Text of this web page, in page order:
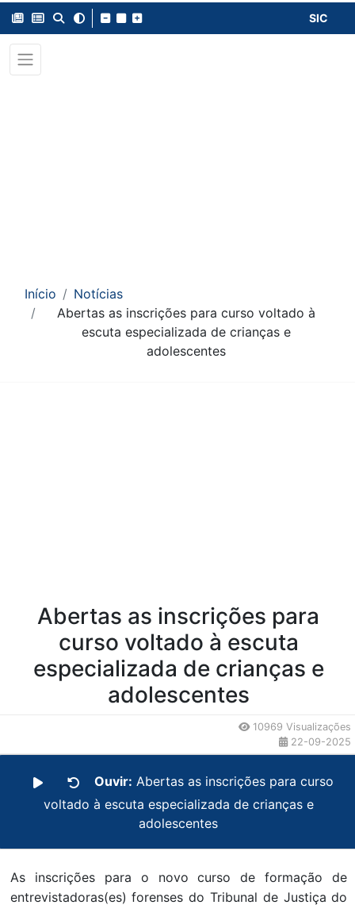
SIC
Início
Notícias
Abertas as inscrições para curso voltado à
escuta especializada de crianças e
adolescentes
Abertas as inscrições para
curso voltado à escuta
especializada de crianças e
adolescentes
10969 Visualizações
22-09-2025
Ouvir: Abertas as inscrições para curso
voltado à escuta especializada de crianças e
adolescentes
As inscrições para o novo curso de formação de
entrevistadoras(es) forenses do Tribunal de Justiça do